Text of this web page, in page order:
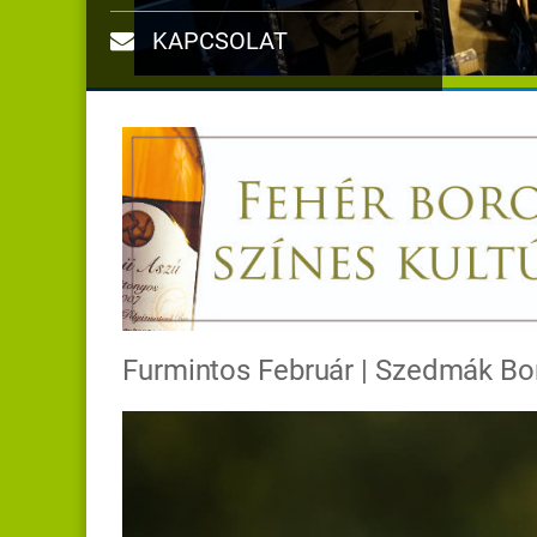
KAPCSOLAT
Furmintos Február | Szedmák